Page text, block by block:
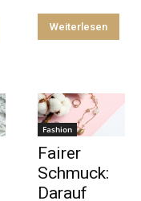
Weiterlesen
Fashion
Fairer
Schmuck:
Darauf